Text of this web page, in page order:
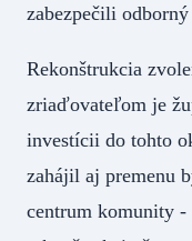
zabezpečili
Rekonštrukcia
zriaďovateľom je
investícii do tohto
zahájil aj premenu
centrum komunity -